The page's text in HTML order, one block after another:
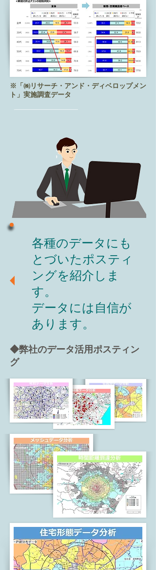
※「㈱リサーチ・アンド・ディベロップメン
ト」実施調査データ
各種のデータにも
とづいたポスティ
ングを紹介しま
す。
​データには自信が
あります。
◆弊社のデータ活用ポスティン
グ